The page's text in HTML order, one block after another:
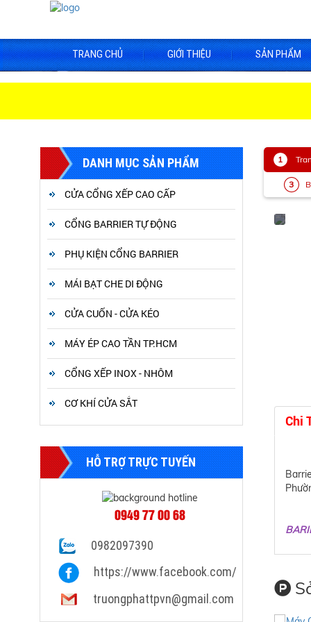
TRANG CHỦ GIỚI THIỆU SẢN PHẨM
DANH MỤC SẢN PHẨM
CỬA CỔNG XẾP CAO CẤP
CỔNG BARRIER TỰ ĐỘNG
PHỤ KIỆN CỔNG BARRIER
MÁI BẠT CHE DI ĐỘNG
CỬA CUỐN - CỬA KÉO
MÁY ÉP CAO TẦN TP.HCM
CỔNG XẾP INOX - NHÔM
CƠ KHÍ CỬA SẮT
HỖ TRỢ TRỰC TUYẾN
0949 77 00 68
0982097390
https://www.facebook.com/
truongphattpvn@gmail.com
Chi